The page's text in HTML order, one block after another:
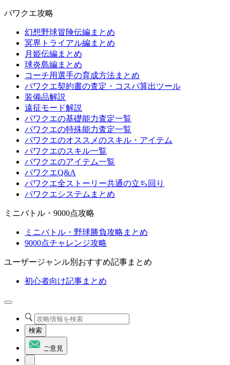
パワクエ攻略
幻想野球冒険伝編まとめ
冥界トライアル編まとめ
月姫伝編まとめ
球炎島編まとめ
コーチ用選手の育成方法まとめ
パワクエ契約書の査定・コスパ算出ツール
装備品解説
遠征モード解説
パワクエの基礎能力査定一覧
パワクエの特殊能力査定一覧
パワクエのオススメのスキル・アイテム
パワクエのスキル一覧
パワクエのアイテム一覧
パワクエQ&A
パワクエ全ストーリー共通の立ち回り
パワクエシステムまとめ
ミニバトル・9000点攻略
ミニバトル・野球勝負攻略まとめ
9000点チャレンジ攻略
ユーザージャンル別おすすめ記事まとめ
初心者向け記事まとめ
検索
ご意見